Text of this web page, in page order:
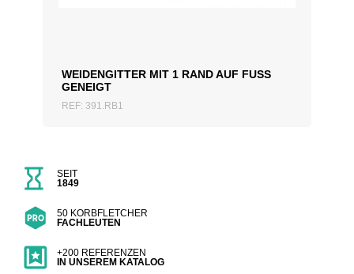
WEIDENGITTER MIT 1 RAND AUF FUSS
GENEIGT
REF: 391.RB1
SEIT
1849
50 KORBFLETCHER
FACHLEUTEN
+200 REFERENZEN
IN UNSEREM KATALOG